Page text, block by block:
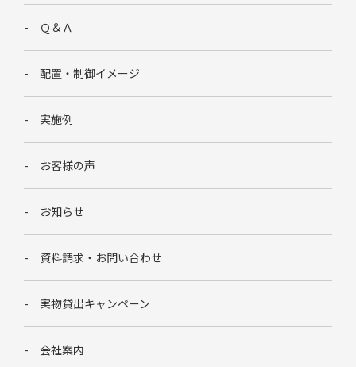
Ｑ＆Ａ
配置・制御イメージ
実施例
お客様の声
お知らせ
資料請求・お問い合わせ
実物貸出キャンペーン
会社案内